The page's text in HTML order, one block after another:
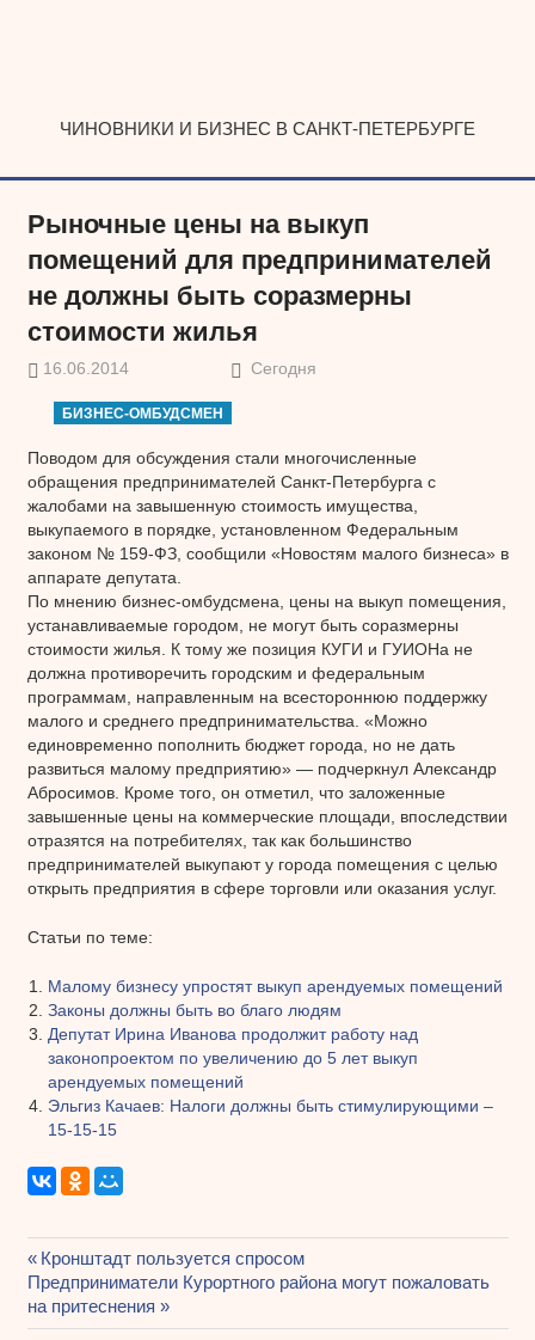
ЧИНОВНИКИ И БИЗНЕС В САНКТ-ПЕТЕРБУРГЕ
Рыночные цены на выкуп
помещений для предпринимателей
не должны быть соразмерны
стоимости жилья
16.06.2014 Сегодня
БИЗНЕС-ОМБУДСМЕН
Поводом для обсуждения стали многочисленные
обращения предпринимателей Санкт-Петербурга с
жалобами на завышенную стоимость имущества,
выкупаемого в порядке, установленном Федеральным
законом № 159-ФЗ, сообщили «Новостям малого бизнеса» в
аппарате депутата.
По мнению бизнес-омбудсмена, цены на выкуп помещения,
устанавливаемые городом, не могут быть соразмерны
стоимости жилья. К тому же позиция КУГИ и ГУИОНа не
должна противоречить городским и федеральным
программам, направленным на всестороннюю поддержку
малого и среднего предпринимательства. «Можно
единовременно пополнить бюджет города, но не дать
развиться малому предприятию» — подчеркнул Александр
Абросимов. Кроме того, он отметил, что заложенные
завышенные цены на коммерческие площади, впоследствии
отразятся на потребителях, так как большинство
предпринимателей выкупают у города помещения с целью
открыть предприятия в сфере торговли или оказания услуг.
Статьи по теме:
Малому бизнесу упростят выкуп арендуемых помещений
Законы должны быть во благо людям
Депутат Ирина Иванова продолжит работу над
законопроектом по увеличению до 5 лет выкуп
арендуемых помещений
Эльгиз Качаев: Налоги должны быть стимулирующими –
15-15-15
Навигация
по
Предыдущая
запись:
Кронштадт пользуется спросом
Следующая
запись:
Предприниматели Курортного района могут пожаловать
на притеснения